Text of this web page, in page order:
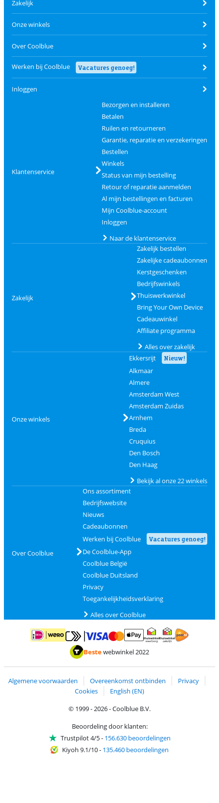
Zakelijk
Onze winkels
Over Coolblue
Werken bij Coolblue Vacatures genoeg!
Inloggen
Klantenservice
Bezorgen en installeren
Betalen
Ruilen en retourneren
Garantie, reparatie en verzekeringen
Bestellen
Winkels
Status van mijn bestelling
Retour of reparatie aanmelden
Al mijn bestellingen en facturen
Mijn Coolblue-account
Inloggen
Naar de klantenservice
Zakelijk
Zakelijk bestellen
Zakelijke cadeaubonnen
Kerstgeschenken
Bedrijfswinkels
Thuiswerkwinkel
Bring Your Own Device
Cadeauwinkel
Affiliate programma
Alles over zakelijk
Onze winkels
Ekkersrijt Nieuw!
Alkmaar
Almere
Amsterdam West
Amsterdam Zuidas
Arnhem
Breda
Cruquius
Den Bosch
Den Haag
Bekijk al onze 22 winkels
Over Coolblue
Ons assortiment
Bedrijfswebsite
Nieuws
Cadeaubonnen
Werken bij Coolblue
Vacatures genoeg!
De Coolblue-App
Coolblue België
Coolblue Duitsland
Privacy
Toegankelijkheidsverklaring
Alles over Coolblue
Betalen met iDEAL | WeroBetalen met MasterCard en Visa via ClickToPay
Betalen met ApplePay
Thuiswinkel waarborg
Bestewebwinkel 2022
Algemene voorwaarden Overeenkomst ontbinden
Privacy
Cookies
English (EN)
© 1999 - 2026 - Coolblue B.V.
Beoordeling door klanten:
Trustpilot 4/5- 156.630 beoordelingen
Kiyoh 9.1/10- 135.460 beoordelingen